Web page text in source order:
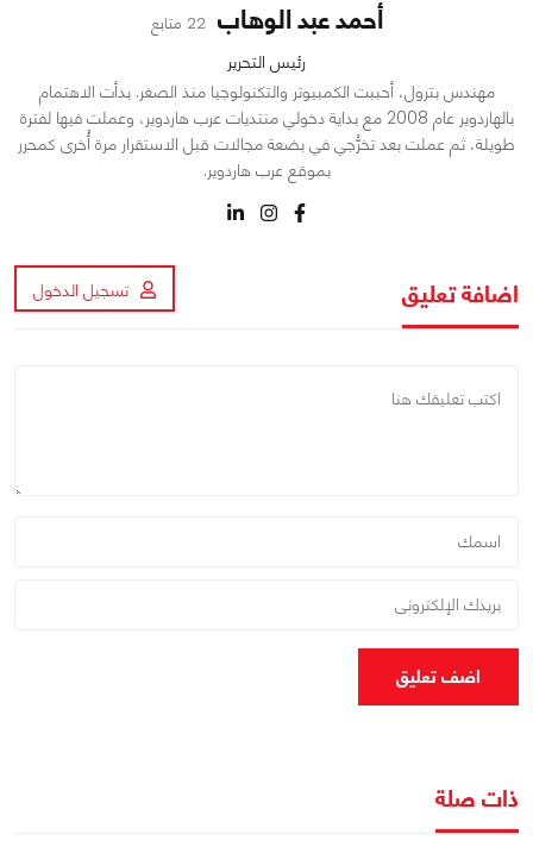
أحمد عبد الوهاب 22 متابع
رئيس التحرير
مهندس بترول، أحببت الكمبيوتر والتكنولوجيا منذ الصغر. بدأت الاهتمام
بالهاردوير عام 2008 مع بداية دخولي منتديات عرب هاردوير، وعملت فيها لفترة
طويلة، ثم عملت بعد تخرُّجي في بضعة مجالات قبل الاستقرار مرة أُخرى كمحرر
بموقع عرب هاردوير.
اضافة تعليق تسجيل الدخول
اضف تعليق
ذات صلة